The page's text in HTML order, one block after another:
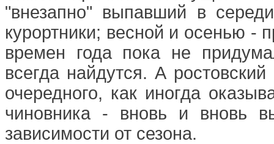
"внезапно" выпавший в
курортники; весной и осенью -
времен года пока не
всегда найдутся. А
очередного, как иногда
чиновника - вновь и вновь
зависимости от сезона.